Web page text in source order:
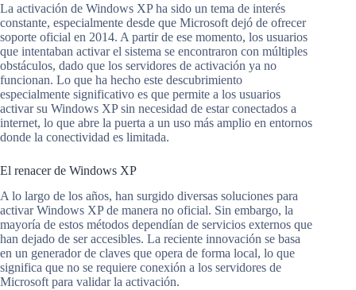
La activación de Windows XP ha sido un tema de interés
constante, especialmente desde que Microsoft dejó de ofrecer
soporte oficial en 2014. A partir de ese momento, los usuarios
que intentaban activar el sistema se encontraron con múltiples
obstáculos, dado que los servidores de activación ya no
funcionan. Lo que ha hecho este descubrimiento
especialmente significativo es que permite a los usuarios
activar su Windows XP sin necesidad de estar conectados a
internet, lo que abre la puerta a un uso más amplio en entornos
donde la conectividad es limitada.
El renacer de Windows XP
A lo largo de los años, han surgido diversas soluciones para
activar Windows XP de manera no oficial. Sin embargo, la
mayoría de estos métodos dependían de servicios externos que
han dejado de ser accesibles. La reciente innovación se basa
en un generador de claves que opera de forma local, lo que
significa que no se requiere conexión a los servidores de
Microsoft para validar la activación.